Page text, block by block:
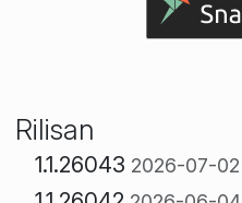
Rilisan
1.1.26043 2026-07-02